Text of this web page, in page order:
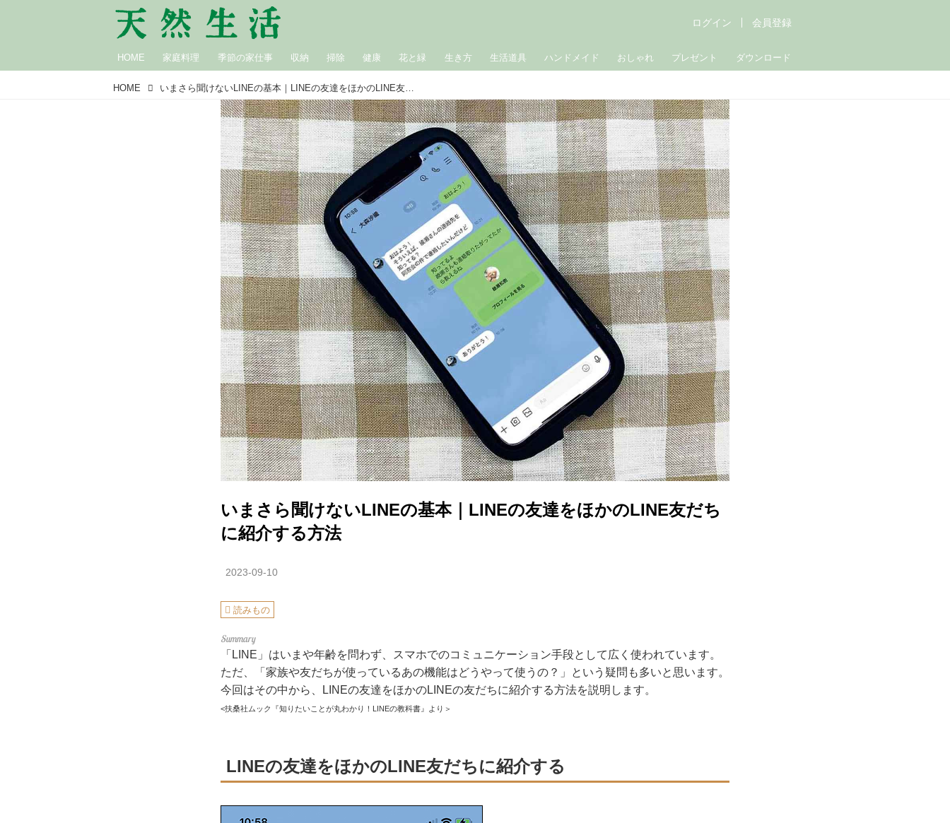
HOME 家庭料理 季節の家仕事 収納 掃除 健康 花と緑 生き方 生活道具 ハンドメイド おしゃれ プレゼント ダウンロード
ログイン 会員登録
HOME いまさら聞けないLINEの基本｜LINEの友達をほかのLINE友だちに紹介する方法
いまさら聞けないLINEの基本｜LINEの友達をほかのLINE友だち
に紹介する方法
2023-09-10
読みもの
「LINE」はいまや年齢を問わず、スマホでのコミュニケーション手段として広く使われています。
ただ、「家族や友だちが使っているあの機能はどうやって使うの？」という疑問も多いと思います。
今回はその中から、LINEの友達をほかのLINEの友だちに紹介する方法を説明します。
<扶桑社ムック『知りたいことが丸わかり！LINEの教科書』より＞
LINEの友達をほかのLINE友だちに紹介する